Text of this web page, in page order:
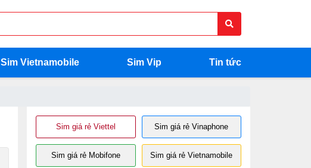
Sim Vietnamobile Sim Vip Tin tức
Sim giá rẻ Viettel Sim giá rẻ Vinaphone
Sim giá rẻ Mobifone Sim giá rẻ Vietnamobile